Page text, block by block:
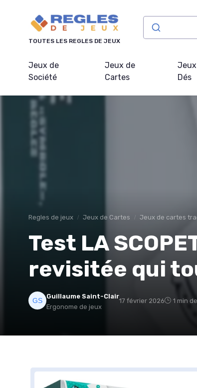
TOUTES LES REGLES DE JEUX
Jeux de
Société
Jeux de
Cartes
Dés
Regles de jeux Jeux de Cartes Jeux de cartes
Test LA
revisitée qui
Guillaume Saint-Clair
Ergonome de jeux
17 février 2026 1 min